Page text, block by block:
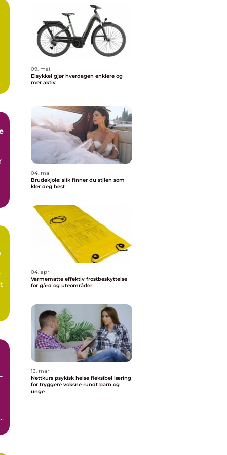
09. mai
Elsykkel gjør hverdagen enklere og
mer aktiv
04. mai
Brudekjole: slik finner du stilen som
kler deg best
04. apr
Varmematte effektiv frostbeskyttelse
for gård og uteområder
13. mar
Nettkurs psykisk helse fleksibel læring
for tryggere voksne rundt barn og
unge